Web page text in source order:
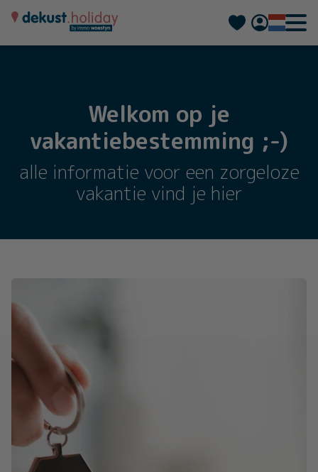
Français
Welkom op je
vakantiebestemming ;-)
alle informatie voor een zorgeloze
vakantie vind je hier